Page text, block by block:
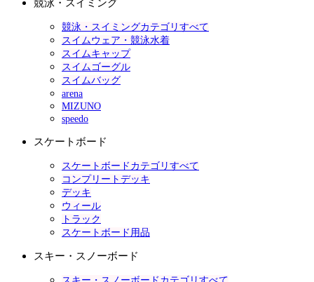
競泳・スイミング
競泳・スイミングカテゴリすべて
スイムウェア・競泳水着
スイムキャップ
スイムゴーグル
スイムバッグ
arena
MIZUNO
speedo
スケートボード
スケートボードカテゴリすべて
コンプリートデッキ
デッキ
ウィール
トラック
スケートボード用品
スキー・スノーボード